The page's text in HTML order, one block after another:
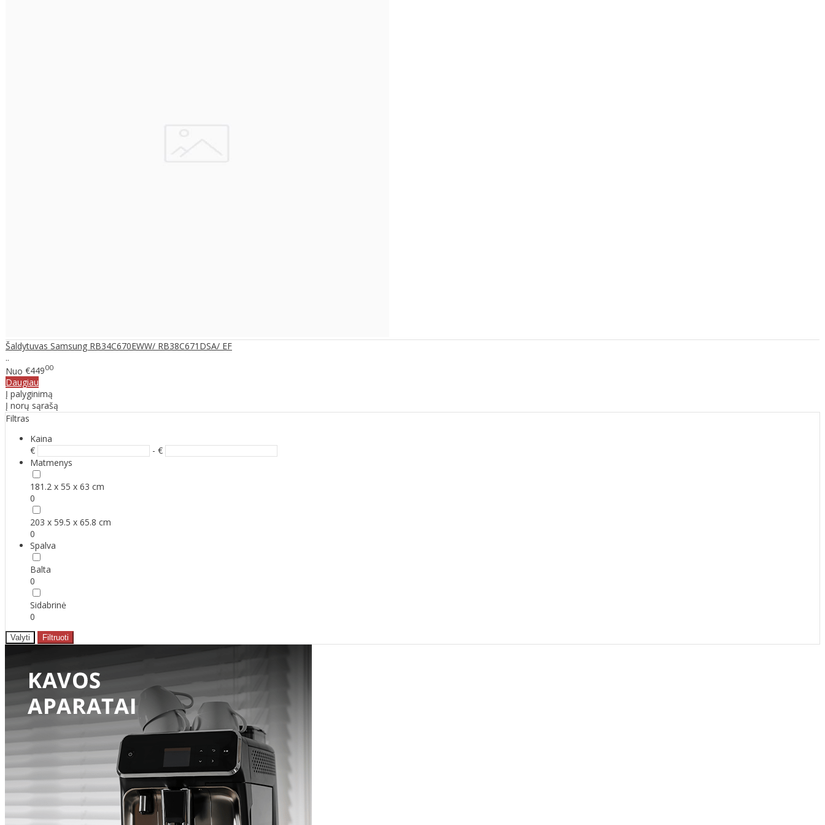
Šaldytuvas Samsung RB34C670EWW/ RB38C671DSA/ EF
..
Nuo €44900
Daugiau
Į palyginimą
Į norų sąrašą
Filtras
Kaina
€
- €
Matmenys
181.2 x 55 x 63 cm
0
203 x 59.5 x 65.8 cm
0
Spalva
Balta
0
Sidabrinė
0
Valyti Filtruoti